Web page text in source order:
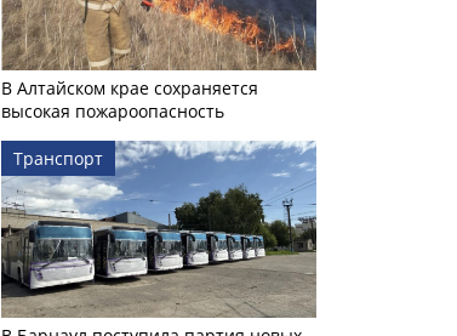
В Алтайском крае сохраняется
высокая пожароопасность
Транспорт